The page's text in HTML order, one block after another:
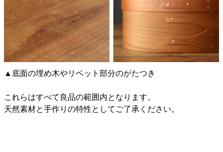
▲底面の埋め木やリベット部分のがたつき
これらはすべて良品の範囲内となります。
天然素材と手作りの特性としてご了承ください。